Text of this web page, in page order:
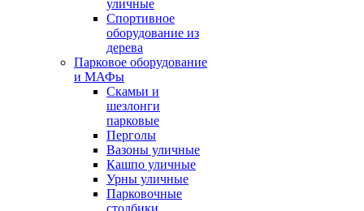
уличные
Спортивное
оборудование из
дерева
Парковое оборудование
и МАФы
Скамьи и
шезлонги
парковые
Перголы
Вазоны уличные
Кашпо уличные
Урны уличные
Парковочные
столбики